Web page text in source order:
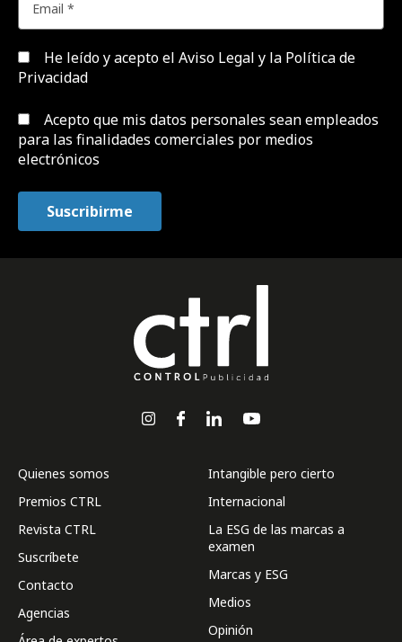
He leído y acepto el Aviso Legal y la Política de
Privacidad
Acepto que mis datos personales sean empleados
para las finalidades comerciales por medios
electrónicos
Quienes somos
Premios CTRL
Revista CTRL
Suscríbete
Contacto
Agencias
Intangible pero cierto
Internacional
La ESG de las marcas a
examen
Marcas y ESG
Medios
Opinión